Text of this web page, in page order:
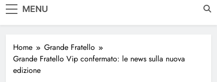
MENU
Home
Grande Fratello
Grande Fratello Vip confermato: le news sulla nuova
edizione